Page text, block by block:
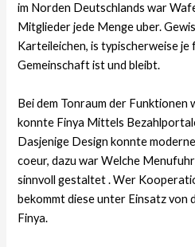
im Norden Deutschlands war
Mitglieder jede Menge uber.
Karteileichen, is typischerweise
Gemeinschaft ist und bleibt.
Bei dem Tonraum der Funktionen
konnte Finya Mittels
Dasjenige Design konnte
coeur, dazu war Welche
sinnvoll gestaltet . Wer
bekommt diese unter Einsatz von
Finya.